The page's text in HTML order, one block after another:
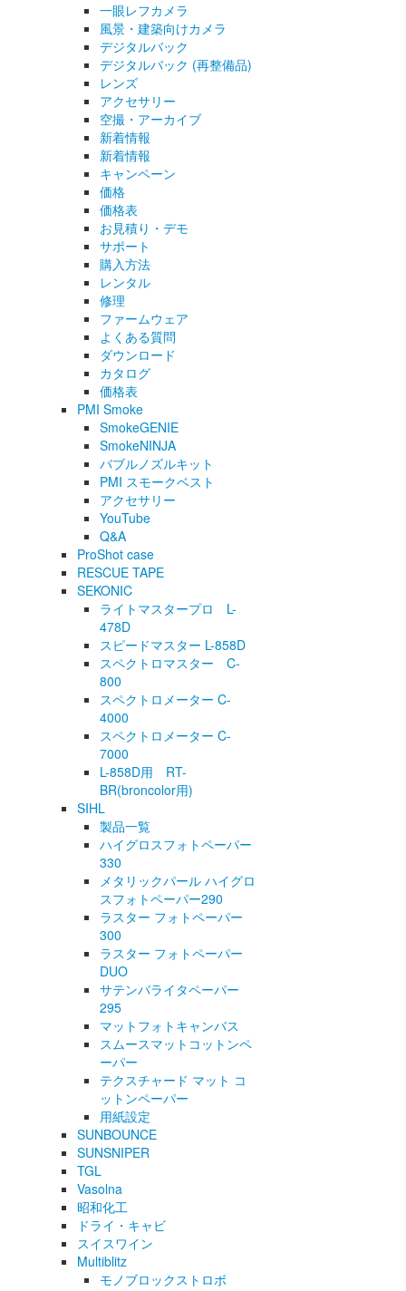
一眼レフカメラ
風景・建築向けカメラ
デジタルバック
デジタルバック (再整備品)
レンズ
アクセサリー
空撮・アーカイブ
新着情報
新着情報
キャンペーン
価格
価格表
お見積り・デモ
サポート
購入方法
レンタル
修理
ファームウェア
よくある質問
ダウンロード
カタログ
価格表
PMI Smoke
SmokeGENIE
SmokeNINJA
バブルノズルキット
PMI スモークベスト
アクセサリー
YouTube
Q&A
ProShot case
RESCUE TAPE
SEKONIC
ライトマスタープロ L-
478D
スピードマスター L-858D
スペクトロマスター C-
800
スペクトロメーター C-
4000
スペクトロメーター C-
7000
L-858D用 RT-
BR(broncolor用)
SIHL
製品一覧
ハイグロスフォトペーパー
330
メタリックパール ハイグロ
スフォトペーパー290
ラスター フォトペーパー
300
ラスター フォトペーパー
DUO
サテンバライタペーパー
295
マットフォトキャンバス
スムースマットコットンペ
ーパー
テクスチャード マット コ
ットンペーパー
用紙設定
SUNBOUNCE
SUNSNIPER
TGL
Vasolna
昭和化工
ドライ・キャビ
スイスワイン
Multiblitz
モノブロックストロボ